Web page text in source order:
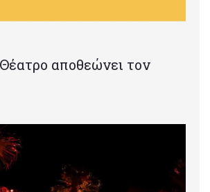
αποθεώνει τον